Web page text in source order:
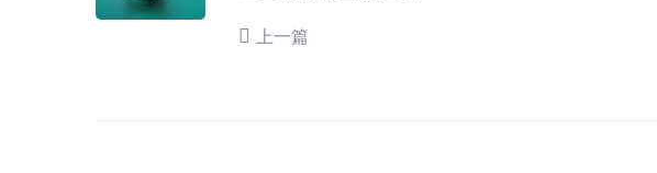
上一篇